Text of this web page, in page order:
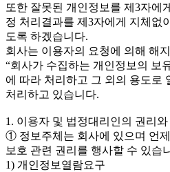
또한 잘못된 개인정보를 제3자에
정 처리결과를 제3자에게 지체없
도록 하겠습니다.
회사는 이용자의 요청에 의해 해
“회사가 수집하는 개인정보의 보
에 따라 처리하고 그 외의 용도로
처리하고 있습니다.
1. 이용자 및 법정대리인의 권리
① 정보주체는 회사에 있으며 언
보호 관련 권리를 행사할 수 있습
1) 개인정보열람요구